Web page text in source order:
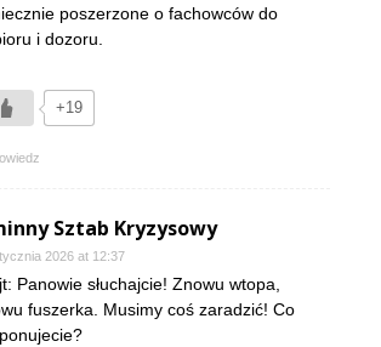
poszerzone o fachowców do
i dozoru.
+19
Sztab Kryzysowy
2026 at 12:37
Panowie słuchajcie! Znowu wtopa,
fuszerka. Musimy coś zaradzić! Co